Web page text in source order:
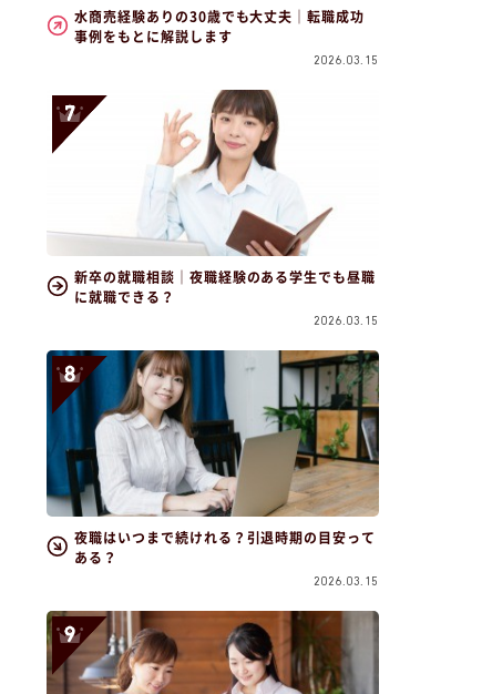
水商売経験ありの30歳でも大丈夫｜転職成功
事例をもとに解説します
2026.03.15
新卒の就職相談｜夜職経験のある学生でも昼職
に就職できる？
2026.03.15
夜職はいつまで続けれる？引退時期の目安って
ある？
2026.03.15